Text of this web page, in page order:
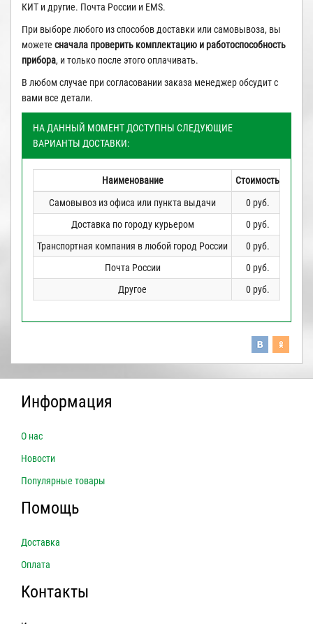
КИТ и другие. Почта России и EMS.
При выборе любого из способов доставки или самовывоза, вы
можете сначала проверить комплектацию и работоспособность
прибора, и только после этого оплачивать.
В любом случае при согласовании заказа менеджер обсудит с
вами все детали.
НА ДАННЫЙ МОМЕНТ ДОСТУПНЫ СЛЕДУЮЩИЕ
ВАРИАНТЫ ДОСТАВКИ:
Наименование
Стоимость
Самовывоз из офиса или пункта выдачи
0 руб.
Доставка по городу курьером
0 руб.
Транспортная компания в любой город России
0 руб.
Почта России
0 руб.
Другое
0 руб.
Информация
О нас
Новости
Популярные товары
Помощь
Доставка
Оплата
Контакты